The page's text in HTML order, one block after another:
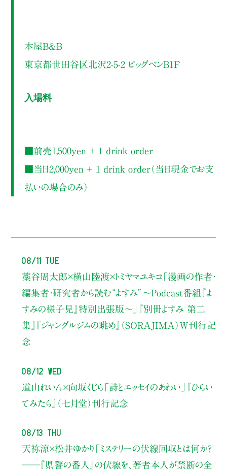
本屋B&B
東京都世田谷区北沢2-5-2 ビッグベンB1F
入場料
■前売1,500yen ＋ 1 drink order
■当日2,000yen ＋ 1 drink order（当日現金でお支
払いの場合のみ）
08/11 Tue
藁谷周太郎×横山陸渡×トミヤマユキコ「漫画の作者・
編集者・研究者から読む“よすみ” 〜Podcast番組『よ
すみの様子見』特別出張版〜」
『別冊よすみ 第二
集』『ジャングルジムの眺め』（SORAJIMA）W刊行記
念
08/12 Wed
道山れいん×向坂くじら 「詩とエッセイのあわい」
『ひらい
てみたら』（七月堂）刊行記念
08/13 Thu
天祢涼×松井ゆかり 「ミステリーの伏線回収とは何か？
――『県警の番人』の伏線を、著者本人が禁断の全